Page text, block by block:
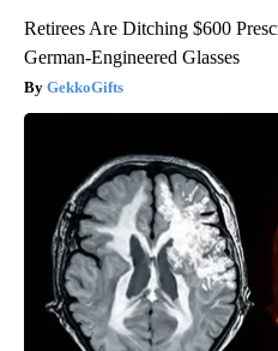
Retirees Are Ditching $600
German-Engineered Glasses
GekkoGifts